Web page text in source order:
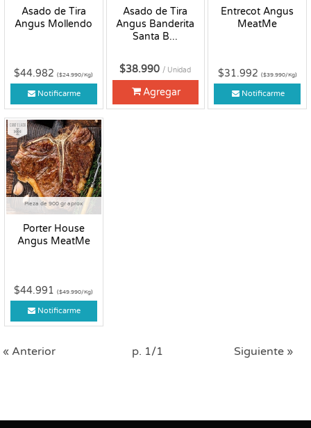
Asado de Tira
Angus Mollendo
$44.982($24.990/Kg)
Notificarme
Asado de Tira
Angus Banderita
Santa B...
$38.990 / Unidad
Agregar
Entrecot Angus
MeatMe
$31.992 ($39.990/Kg)
Notificarme
Pieza de 900 gr aprox
Porter House
Angus MeatMe
Congelado
$44.991($49.990/Kg)
Notificarme
« Anterior p. 1/1 Siguiente »